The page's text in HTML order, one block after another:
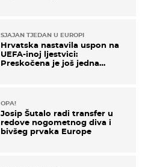
SJAJAN TJEDAN U EUROPI
Hrvatska nastavila uspon na
UEFA-inoj ljestvici:
Preskočena je još jedna
OPA!
Josip Šutalo radi transfer u
redove nogometnog diva i
bivšeg prvaka Europe